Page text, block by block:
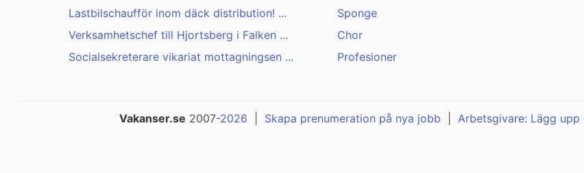
Lastbilschaufför inom däck distribution! ...
Verksamhetschef till Hjortsberg i Falken ...
Socialsekreterare vikariat mottagningsen ...
Sponge
Chor
Profesioner
Vakanser.se 2007-2026 Skapa prenumeration på nya jobb Arbetsgivare: Lägg upp